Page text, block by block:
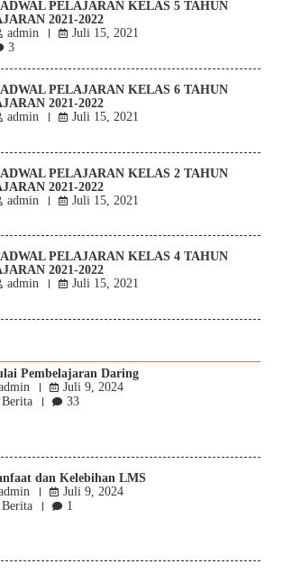
PELAJARAN KELAS 5 TAHUN
2021-2022
admin
Juli 15, 2021
3
PELAJARAN KELAS 6 TAHUN
2021-2022
admin
Juli 15, 2021
PELAJARAN KELAS 2 TAHUN
2021-2022
admin
Juli 15, 2021
PELAJARAN KELAS 4 TAHUN
2021-2022
admin
Juli 15, 2021
Pembelajaran Daring
Juli 9, 2024
Berita
33
dan Kelebihan LMS
Juli 9, 2024
Berita
1